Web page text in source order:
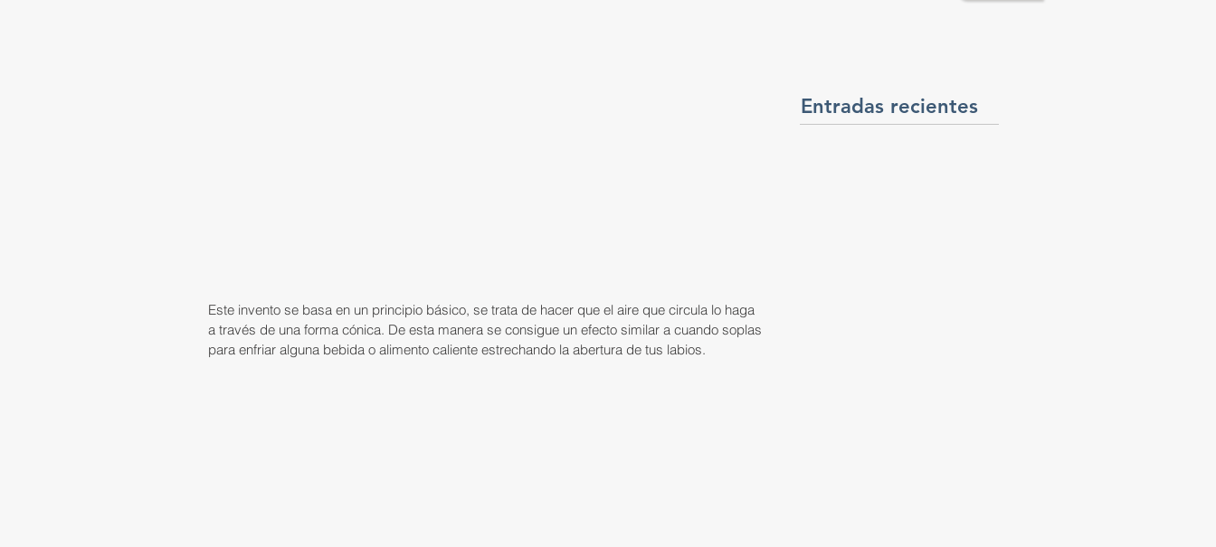
Este invento se basa en un principio básico, se trata de hacer que el aire que circula lo haga
a través de una forma cónica. De esta manera se consigue un efecto similar a cuando soplas
para enfriar alguna bebida o alimento caliente estrechando la abertura de tus labios.
Entradas recientes